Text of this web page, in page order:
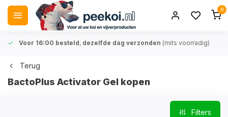
0
Voor 16:00 besteld, dezelfde dag verzonden (mits voorradig)
Terug
BactoPlus Activator Gel kopen
Filters